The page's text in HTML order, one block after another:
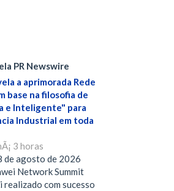
PR Newswire
a aprimorada Rede
base na filosofia de
e Inteligente" para
Industrial em toda
3 horas
de agosto de 2026
Network Summit
com sucesso